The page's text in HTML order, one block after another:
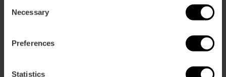
Selection
Necessary
Preferences
Statistics
per
scoprire
Partite di pilota valenciana al
pilota
Trinquet